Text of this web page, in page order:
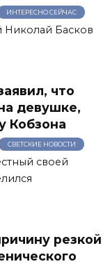
ИНТЕРЕСНО СЕЙЧАС
Николай Басков
что
девушке,
Кобзона
СВЕТСКИЕ НОВОСТИ
своей
резкой